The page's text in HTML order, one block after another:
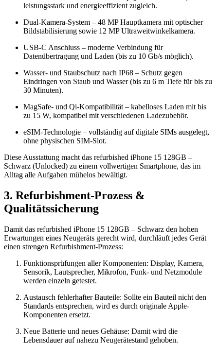
leistungsstark und energieeffizient zugleich.
Dual-Kamera-System – 48 MP Hauptkamera mit optischer
Bildstabilisierung sowie 12 MP Ultraweitwinkelkamera.
USB-C Anschluss – moderne Verbindung für
Datenübertragung und Laden (bis zu 10 Gb/s möglich).
Wasser- und Staubschutz nach IP68 – Schutz gegen
Eindringen von Staub und Wasser (bis zu 6 m Tiefe für bis zu
30 Minuten).
MagSafe- und Qi-Kompatibilität – kabelloses Laden mit bis
zu 15 W, kompatibel mit verschiedenen Ladezubehör.
eSIM-Technologie – vollständig auf digitale SIMs ausgelegt,
ohne physischen SIM-Slot.
Diese Ausstattung macht das refurbished iPhone 15 128GB –
Schwarz (Unlocked) zu einem vollwertigen Smartphone, das im
Alltag alle Aufgaben mühelos bewältigt.
3. Refurbishment-Prozess &
Qualitätssicherung
Damit das refurbished iPhone 15 128GB – Schwarz den hohen
Erwartungen eines Neugeräts gerecht wird, durchläuft jedes Gerät
einen strengen Refurbishment-Prozess:
Funktionsprüfungen aller Komponenten: Display, Kamera,
Sensorik, Lautsprecher, Mikrofon, Funk- und Netzmodule
werden einzeln getestet.
Austausch fehlerhafter Bauteile: Sollte ein Bauteil nicht den
Standards entsprechen, wird es durch originale Apple-
Komponenten ersetzt.
Neue Batterie und neues Gehäuse: Damit wird die
Lebensdauer auf nahezu Neugerätestand gehoben.